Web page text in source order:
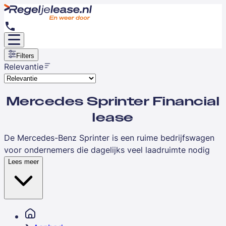
Filters
Relevantie
Mercedes Sprinter Financial
lease
De Mercedes-Benz Sprinter is een ruime bedrijfswagen
voor ondernemers die dagelijks veel laadruimte nodig
hebben, zoals aannemers, bezorgers, installateurs en
verhuisbedrijven. Deze bestelbus staat bekend om zijn
betrouwbaarheid en veelzijdigheid, waardoor hij al
jarenlang een populaire keuze is binnen het segment van
grote bedrijfswagens.
Lees meer